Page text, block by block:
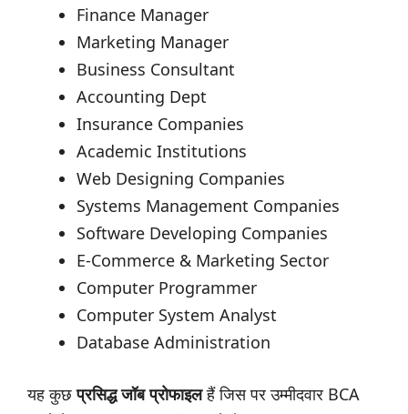
Finance Manager
Marketing Manager
Business Consultant
Accounting Dept
Insurance Companies
Academic Institutions
Web Designing Companies
Systems Management Companies
Software Developing Companies
E-Commerce & Marketing Sector
Computer Programmer
Computer System Analyst
Database Administration
यह कुछप्रसिद्ध जॉब प्रोफाइलहैं जिस पर उम्मीदवार BCA